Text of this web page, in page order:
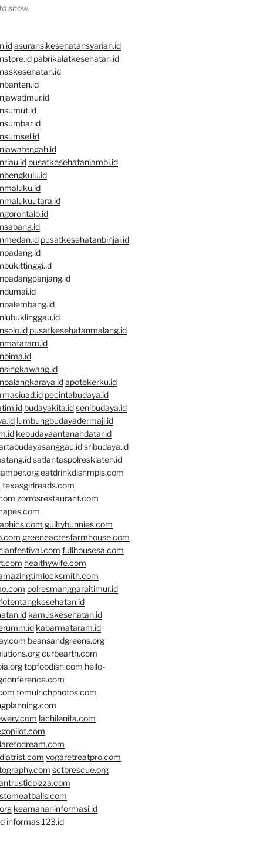
show.
asuransikesehatansyariah.id
pabrikalatkesehatan.id
pusatkesehatanjambi.id
pusatkesehatanbinjai.id
pusatkesehatanmalang.id
apotekerku.id
pecintabudaya.id
budayakita.id senibudaya.id
lumbungbudayadermaji.id
kebudayaantanahdatar.id
sribudaya.id
satlantaspolresklaten.id
eatdrinkdishmpls.com
texasgirlreads.com
zorrosrestaurant.com
guiltybunnies.com
greeneacresfarmhouse.com
fullhousesa.com
healthywife.com
polresmanggaraitimur.id
kamuskesehatan.id
kabarmataram.id
beansandgreens.org
curbearth.com
topfoodish.com hello-
tomulrichphotos.com
lachilenita.com
yogaretreatpro.com
sctbrescue.org
keamananinformasi.id
informasi123.id